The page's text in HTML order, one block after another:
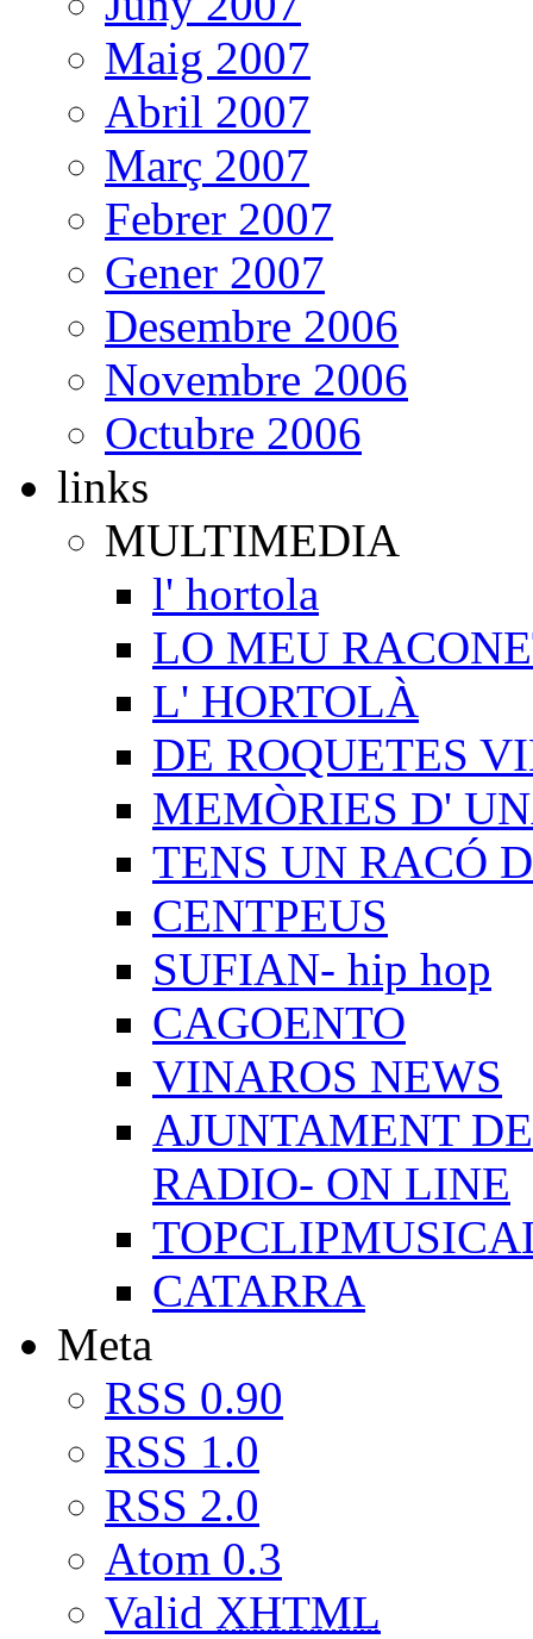
Maig 2007
Abril 2007
Març 2007
Febrer 2007
Gener 2007
Desembre 2006
Novembre 2006
Octubre 2006
links
MULTIMEDIA
l' hortola
LO MEU
L' HORTOLÀ
DE ROQUETES
MEMÒRIES D'
TENS UN RACÓ
CENTPEUS
SUFIAN- hip hop
CAGOENTO
VINAROS NEWS
AJUNTAMENT
RADIO- ON LINE
CATARRA
Meta
RSS 0.90
RSS 1.0
RSS 2.0
Atom 0.3
Valid XHTML